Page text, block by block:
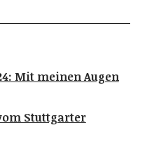
Mit meinen Augen
Stuttgarter